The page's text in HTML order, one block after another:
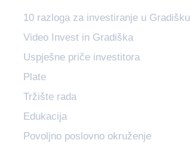
10 razloga za investiranje u Gradišku
Video Invest in Gradiška
Uspješne priče investitora
Plate
Tržište rada
Edukacija
Povoljno poslovno okruženje